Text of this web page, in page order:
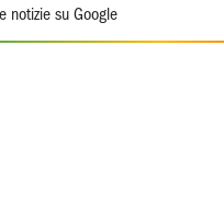
notizie su Google